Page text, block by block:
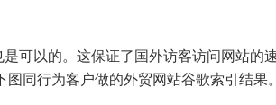
可以的。这保证了国外访客访问网站的
同行为客户做的外贸网站谷歌索引结果。